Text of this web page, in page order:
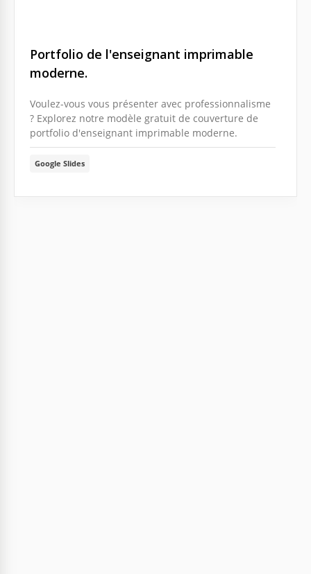
Portfolio de l'enseignant imprimable
moderne.
Voulez-vous vous présenter avec professionnalisme
? Explorez notre modèle gratuit de couverture de
portfolio d'enseignant imprimable moderne.
Google Slides